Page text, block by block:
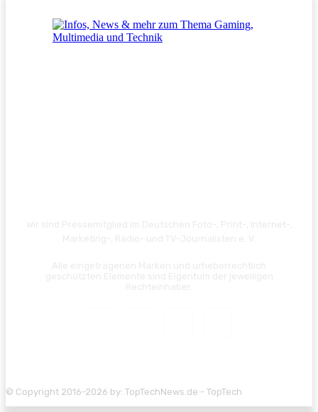
© Copyright 2016-2026 by: TopTechNews.de - TopTech